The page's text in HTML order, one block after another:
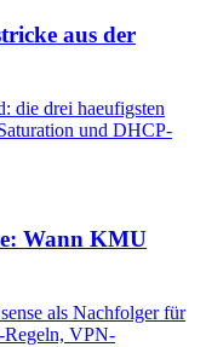
aus der
die drei haeufigsten
und DHCP-
Wann KMU
als Nachfolger für
VPN-